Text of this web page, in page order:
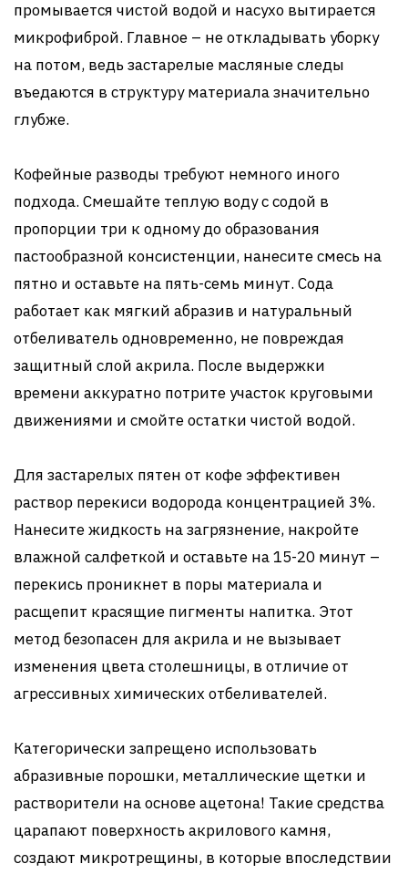
промывается чистой водой и насухо вытирается
микрофиброй. Главное – не откладывать уборку
на потом, ведь застарелые масляные следы
въедаются в структуру материала значительно
глубже.
Кофейные разводы требуют немного иного
подхода. Смешайте теплую воду с содой в
пропорции три к одному до образования
пастообразной консистенции, нанесите смесь на
пятно и оставьте на пять-семь минут. Сода
работает как мягкий абразив и натуральный
отбеливатель одновременно, не повреждая
защитный слой акрила. После выдержки
времени аккуратно потрите участок круговыми
движениями и смойте остатки чистой водой.
Для застарелых пятен от кофе эффективен
раствор перекиси водорода концентрацией 3%.
Нанесите жидкость на загрязнение, накройте
влажной салфеткой и оставьте на 15-20 минут –
перекись проникнет в поры материала и
расщепит красящие пигменты напитка. Этот
метод безопасен для акрила и не вызывает
изменения цвета столешницы, в отличие от
агрессивных химических отбеливателей.
Категорически запрещено использовать
абразивные порошки, металлические щетки и
растворители на основе ацетона! Такие средства
царапают поверхность акрилового камня,
создают микротрещины, в которые впоследствии